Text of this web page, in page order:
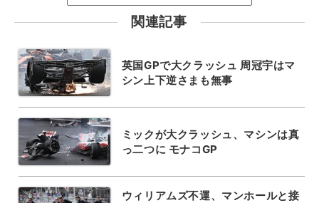
関連記事
英国GPで大クラッシュ 周冠宇はマ
シン上下逆さまも無事
ミックが大クラッシュ、マシンは真
っ二つに モナコGP
ウィリアムズ不運、マンホールと接